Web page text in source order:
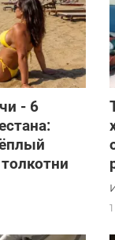
- 6